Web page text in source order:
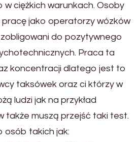
ciężkich warunkach. Osoby
jako operatorzy wózków
do pozytywnego
Praca ta
koncentracji dlatego jest to
taksówek oraz ci którzy w
ludzi jak na przykład
także muszą przejść taki test.
takich jak: